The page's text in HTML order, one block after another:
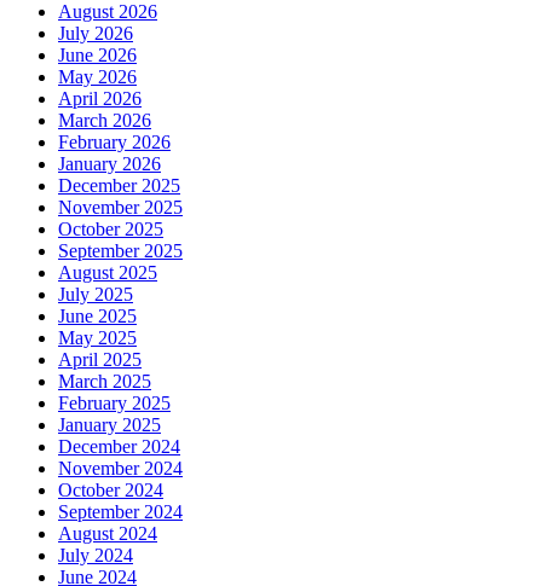
August 2026
July 2026
June 2026
May 2026
April 2026
March 2026
February 2026
January 2026
December 2025
November 2025
October 2025
September 2025
August 2025
July 2025
June 2025
May 2025
April 2025
March 2025
February 2025
January 2025
December 2024
November 2024
October 2024
September 2024
August 2024
July 2024
June 2024